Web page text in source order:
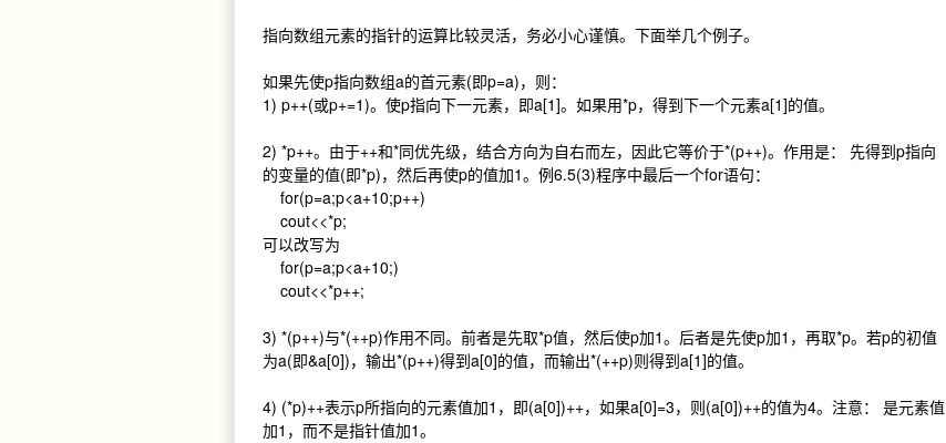
指向数组元素的指针的运算比较灵活，务必小心谨慎。下面举几个例子。
如果先使p指向数组a的首元素(即p=a)，则：
1) p++(或p+=1)。使p指向下一元素，即a[1]。如果用*p，得到下一个元素a[1]的值。
2) *p++。由于++和*同优先级，结合方向为自右而左，因此它等价于*(p++)。作用是： 先得到p指向
的变量的值(即*p)，然后再使p的值加1。例6.5(3)程序中最后一个for语句：
for(p=a;p<a+10;p++)
cout<<*p;
可以改写为
for(p=a;p<a+10;)
cout<<*p++;
3) *(p++)与*(++p)作用不同。前者是先取*p值，然后使p加1。后者是先使p加1，再取*p。若p的初值
为a(即&a[0])，输出*(p++)得到a[0]的值，而输出*(++p)则得到a[1]的值。
4) (*p)++表示p所指向的元素值加1，即(a[0])++，如果a[0]=3，则(a[0])++的值为4。注意： 是元素值
加1，而不是指针值加1。